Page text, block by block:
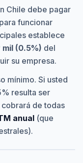
Chile debe pagar
funcionar
establece
(0.5%) del
su empresa.
mínimo. Si usted
resulta ser
cobrará de todas
anual (que